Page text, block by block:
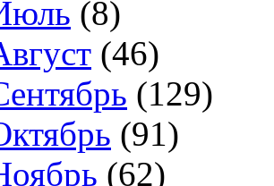
(8)
(46)
(129)
(91)
(62)